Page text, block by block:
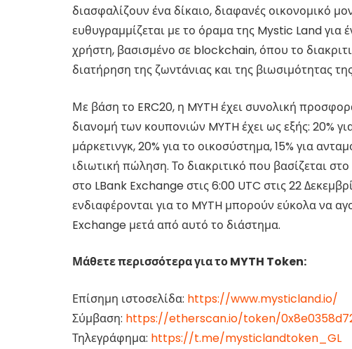
διασφαλίζουν ένα δίκαιο, διαφανές οικονομικό
ευθυγραμμίζεται με το όραμα της Mystic Land για
χρήστη, βασισμένο σε blockchain, όπου το
διατήρηση της ζωντάνιας και της βιωσιμότητας
Με βάση το ERC20, η MYTH έχει συνολική
διανομή των κουπονιών MYTH έχει ως εξής: 20%
μάρκετινγκ, 20% για το οικοσύστημα, 15% για
ιδιωτική πώληση. Το διακριτικό που βασίζεται
στο LBank Exchange στις 6:00 UTC στις 22
ενδιαφέρονται για το MYTH μπορούν εύκολα να
Exchange μετά από αυτό το διάστημα.
Μάθετε περισσότερα για το MYTH Token:
Επίσημη ιστοσελίδα: https://www.mysticland.io/
Σύμβαση: https://etherscan.io/token/
Τηλεγράφημα: https://t.me/mysticlandtoken_GL